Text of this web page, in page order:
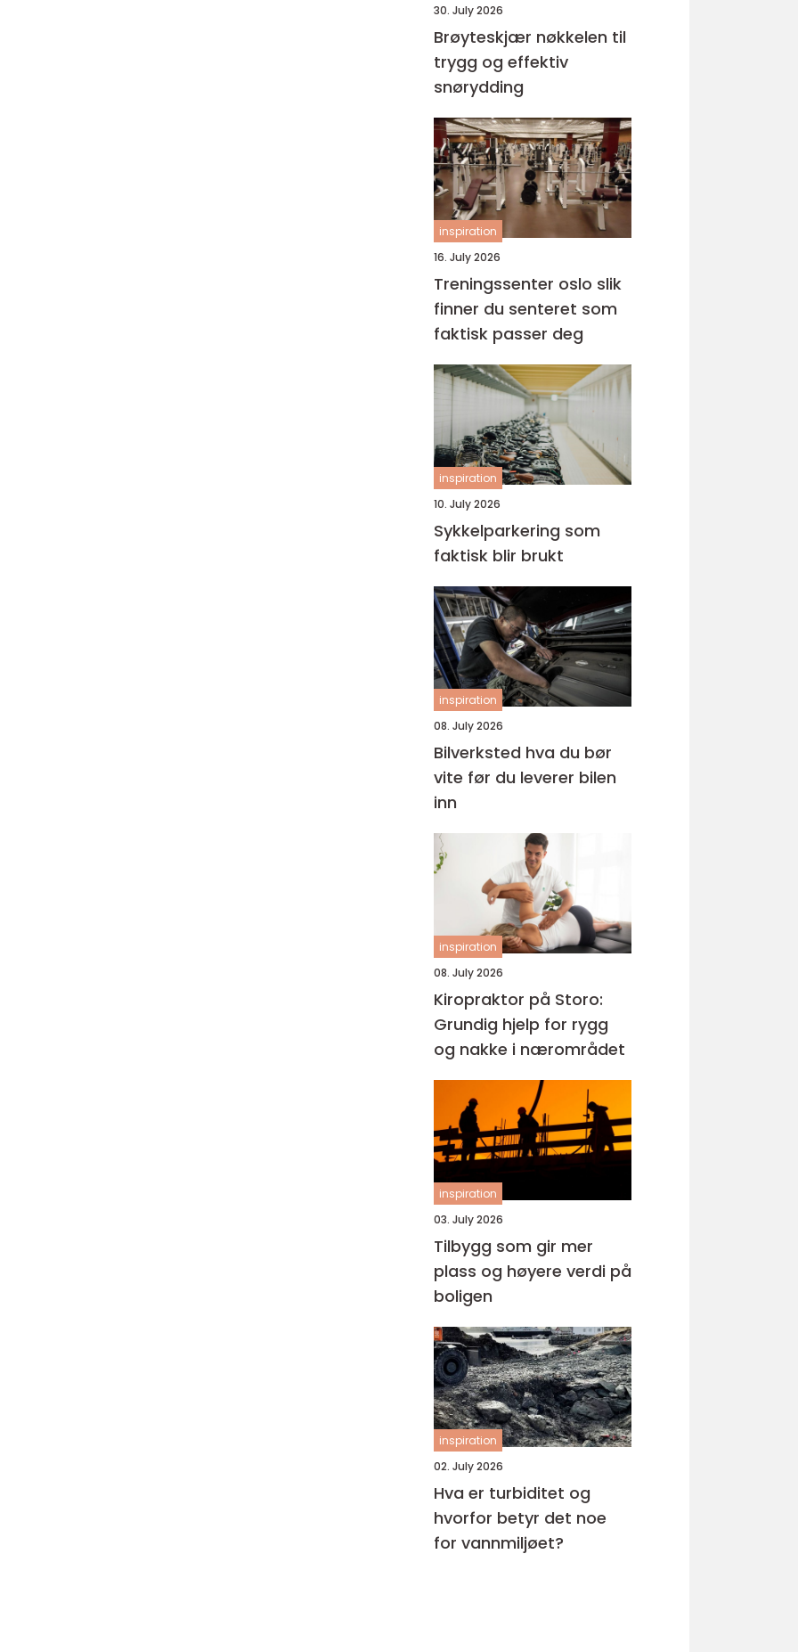
30. July 2026
Brøyteskjær nøkkelen til
trygg og effektiv
snørydding
inspiration
16. July 2026
Treningssenter oslo slik
finner du senteret som
faktisk passer deg
inspiration
10. July 2026
Sykkelparkering som
faktisk blir brukt
inspiration
08. July 2026
Bilverksted hva du bør
vite før du leverer bilen
inn
inspiration
08. July 2026
Kiropraktor på Storo:
Grundig hjelp for rygg
og nakke i nærområdet
inspiration
03. July 2026
Tilbygg som gir mer
plass og høyere verdi på
boligen
inspiration
02. July 2026
Hva er turbiditet og
hvorfor betyr det noe
for vannmiljøet?